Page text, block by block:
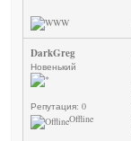
DarkGreg
Новенький
Репутация: 0
Offline